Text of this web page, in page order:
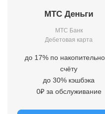
МТС Деньги
МТС Банк
Дебетовая карта
до 17% по
счёту
до 30% кэшбэка
0₽ за обслуживание